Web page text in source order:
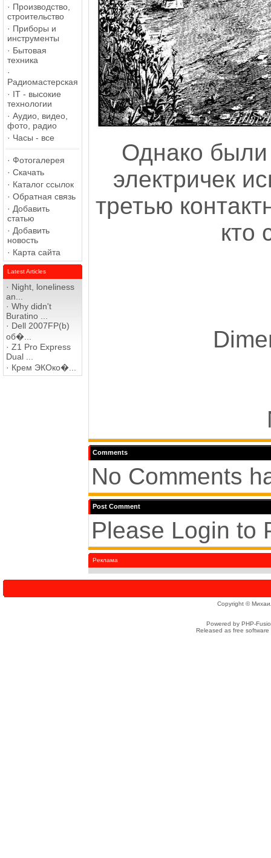
· Производство,
строительство
· Приборы и
инструменты
· Бытовая
техника
·
Радиомастерская
· IT - высокие
технологии
· Аудио, видео,
фото, радио
· Часы - все
· Фотогалерея
· Скачать
· Каталог ссылок
· Обратная связь
· Добавить
статью
· Добавить
новость
· Карта сайта
Latest Articles
· Night, loneliness
an...
· Why didn't
Buratino ...
· Dell 2007FP(b)
об�...
· Z1 Pro Express
Dual ...
· Крем ЭКОко�...
Однако были
электричек
третью
кто
Comments
No Comments
Post Comment
Please Login to
Реклама
Copyright ©
Powered by PHP-
Released as free